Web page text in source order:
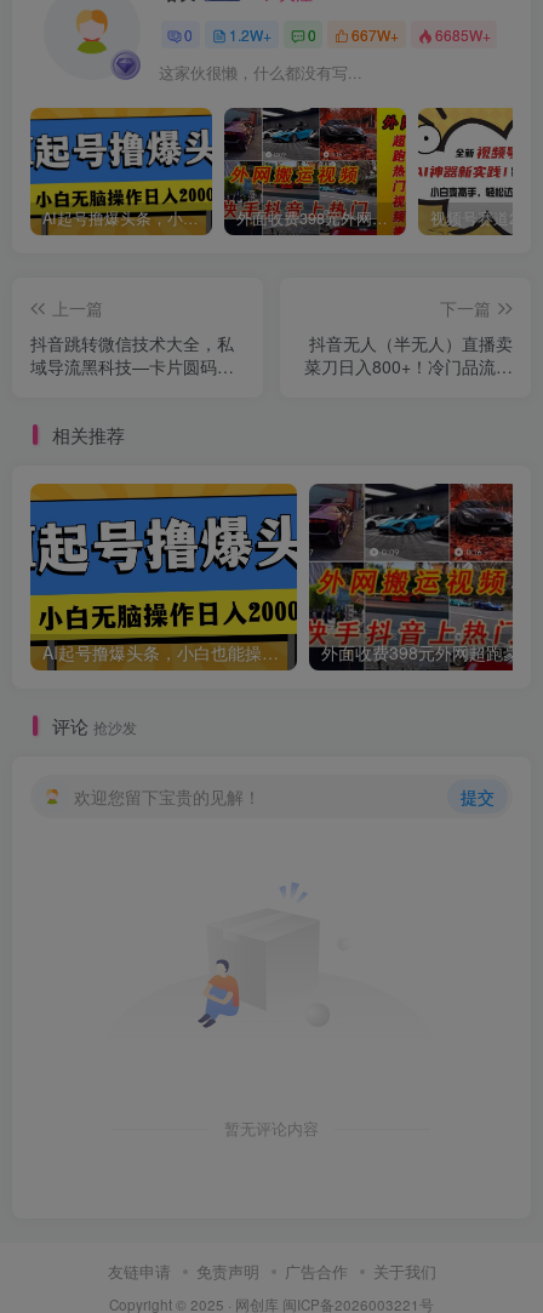
0 1.2W+ 0 667W+ 6685W+
这家伙很懒，什么都没有写...
AI起号撸爆头条，小白也能操作，日入2000+ 外面收费398元外网超跑豪车汽车视频搬运至快手抖音上热门项目
上一篇
抖音跳转微信技术大全，私
域导流黑科技—卡片圆码小
下一篇
抖音无人（半无人）直播卖
菜刀日入800+！冷门品流量
相关推荐
AI起号撸爆头条，小白也能操作，日入2000+
评论 抢沙发
欢迎您留下宝贵的见解！ 提交
暂无评论内容
友链申请 免责声明 广告合作 关于我们
Copyright © 2025 · 网创库 闽ICP备2026003221号